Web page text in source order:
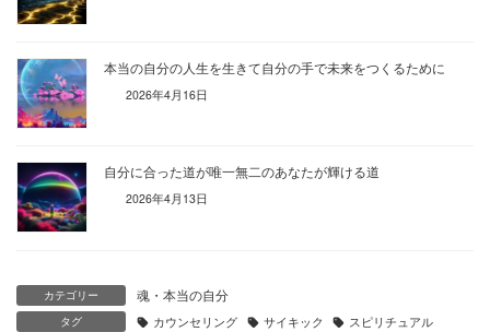
本当の自分の人生を生きて自分の手で未来をつくるために
2026年4月16日
自分に合った道が唯一無二のあなたが輝ける道
2026年4月13日
カテゴリー 魂・本当の自分
タグ カウンセリング サイキック
スピリチュアル